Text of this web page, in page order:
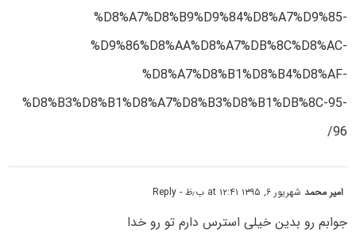
%D8%A7%D8%B9%D9%84%D8%A7%D9%85-
%D9%86%D8%AA%D8%A7%DB%8C%D8%AC-
%D8%A7%D8%B1%D8%B4%D8%AF-
%D8%B3%D8%B1%D8%A7%D8%B3%D8%B1%DB%8C-95-
96/
امیر محمدشهریور ۶, ۱۳۹۵ at ۱۲:۴۱ ب٫ظ - Reply
جوابم رو بدین خیلی استرس دارم تو رو خدا